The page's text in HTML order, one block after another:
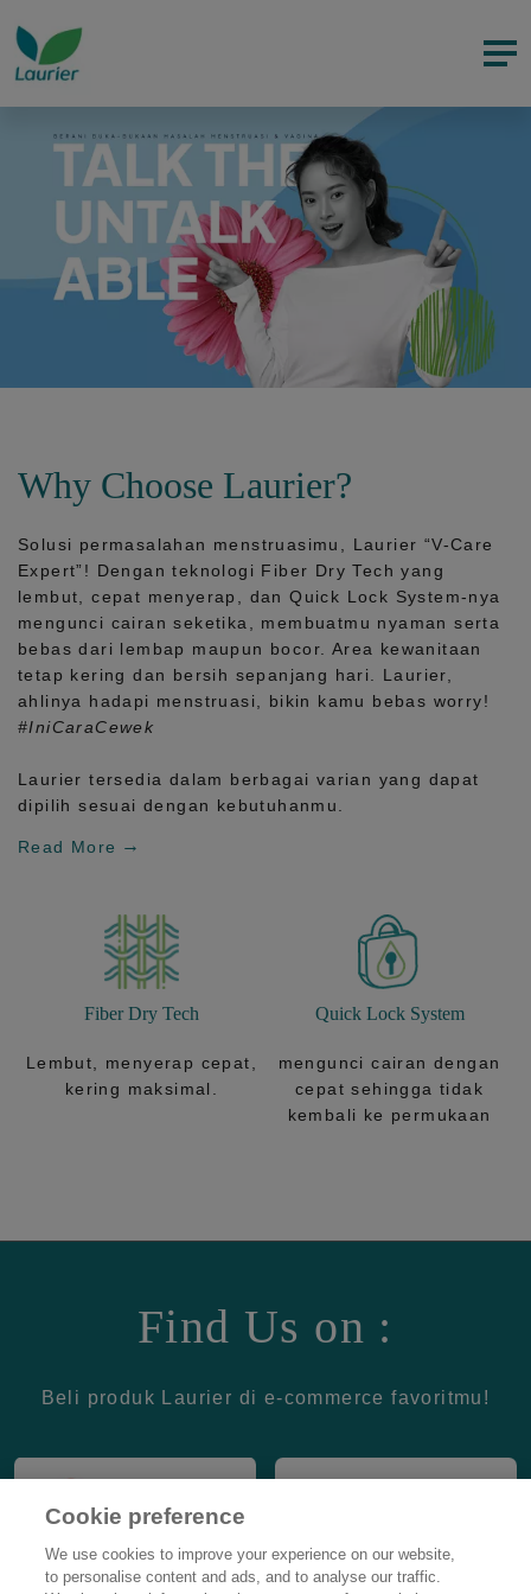
Why Choose Laurier?
Solusi permasalahan menstruasimu, Laurier “V-Care
Expert”! Dengan teknologi Fiber Dry Tech yang
lembut, cepat menyerap, danQuick Lock System-nya
mengunci cairan seketika, membuatmu nyaman serta
bebas dari lembap maupun bocor. Area kewanitaan
tetap kering dan bersih sepanjang hari.
Laurier,
ahlinya hadapi menstruasi, bikin kamu bebas worry!
#IniCaraCewek
Laurier tersedia dalam berbagai varian yang dapat
dipilih sesuai dengan kebutuhanmu.
Read More
Fiber Dry Tech
Lembut, menyerap cepat,
kering maksimal.
Quick Lock System
mengunci cairan dengan
cepat sehingga tidak
kembali ke permukaan
Find Us on :
Beli produk Laurier di e-commerce favoritmu!
Cookie preference
We use cookies to improve your experience on our website,
to personalise content and ads, and to analyse our traffic.